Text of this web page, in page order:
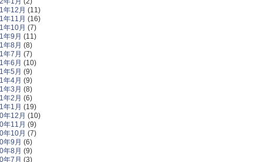
年12月 (11)
年11月 (16)
年10月 (7)
年9月 (11)
年8月 (8)
年7月 (7)
年6月 (10)
年5月 (9)
年4月 (9)
年3月 (8)
年2月 (6)
年1月 (19)
年12月 (10)
年11月 (9)
年10月 (7)
年9月 (6)
年8月 (9)
年7月 (3)